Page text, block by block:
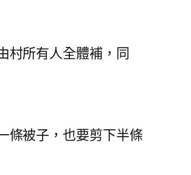
村所有人全體補，同
條被子，也要剪下半條